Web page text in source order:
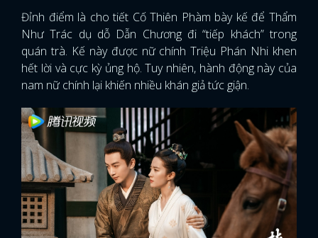
Đỉnh điểm là cho tiết Cố Thiên Phàm bày kế để Thẩm
Như Trác dụ dỗ Dẫn Chương đi “tiếp khách” trong
quán trà. Kế này được nữ chính Triệu Phán Nhi khen
hết lời và cực kỳ ủng hộ. Tuy nhiên, hành động này của
nam nữ chính lại khiến nhiều khán giả tức giận.